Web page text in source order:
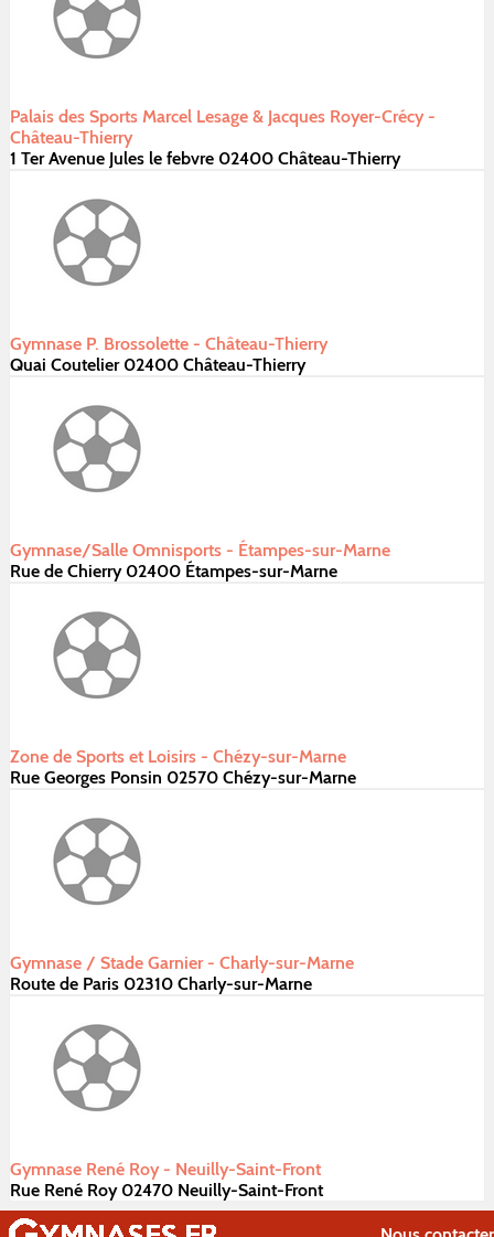
Palais des Sports Marcel Lesage & Jacques Royer-Crécy -
Château-Thierry
1 Ter Avenue Jules le febvre 02400 Château-Thierry
Gymnase P. Brossolette - Château-Thierry
Quai Coutelier 02400 Château-Thierry
Gymnase/Salle Omnisports - Étampes-sur-Marne
Rue de Chierry 02400 Étampes-sur-Marne
Zone de Sports et Loisirs - Chézy-sur-Marne
Rue Georges Ponsin 02570 Chézy-sur-Marne
Gymnase / Stade Garnier - Charly-sur-Marne
Route de Paris 02310 Charly-sur-Marne
Gymnase René Roy - Neuilly-Saint-Front
Rue René Roy 02470 Neuilly-Saint-Front